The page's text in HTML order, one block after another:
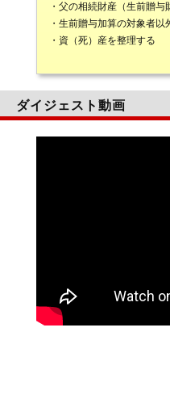
・父の相続財産（生前贈
・生前贈与加算の対象者以
・資（死）産を整理する
ダイジェスト動画